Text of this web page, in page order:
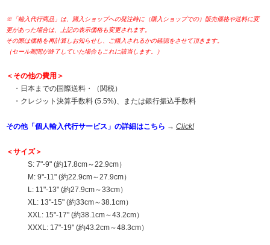
※「輸入代行商品」は、購入ショップへの発注時に（購入ショップでの）販売価格や送料に変
更があった場合は、上記の表示価格も変更されます。
その際は価格を再計算しお知らせし、ご購入されるかの確認をさせて頂きます。
（セール期間が終了していた場合もこれに該当します。）
＜その他の費用＞
・日本までの国際送料・（関税）
・クレジット決算手数料 (5.5%)、または銀行振込手数料
その他「個人輸入代行サービス」の詳細はこちら → Click!
＜サイズ＞
S: 7"-9" (約17.8cm～22.9cm）
M: 9"-11" (約22.9cm～27.9cm）
L: 11"-13" (約27.9cm～33cm）
XL: 13"-15" (約33cm～38.1cm）
XXL: 15"-17" (約38.1cm～43.2cm）
XXXL: 17"-19" (約43.2cm～48.3cm）